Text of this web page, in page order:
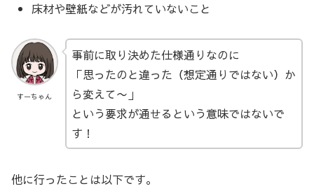
床材や壁紙などが汚れていないこと
すーちゃん
事前に取り決めた仕様通りなのに
「思ったのと違った（想定通りではない）か
ら変えて〜」
という要求が通せるという意味ではないで
す！
他に行ったことは以下です。